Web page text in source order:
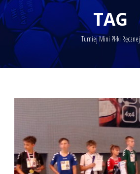
TAG
Turniej Mini PIłki Ręcznej